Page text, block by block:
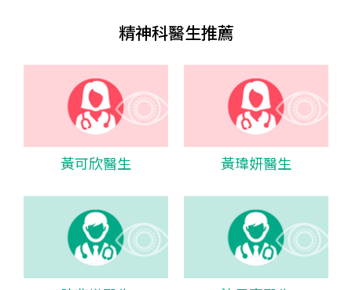
精神科醫生推薦
黃可欣醫生 黃瑋妍醫生